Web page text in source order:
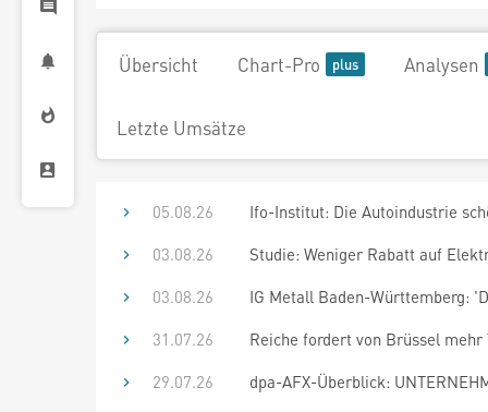
Übersicht Chart-Pro Analysen
Letzte Umsätze
05.08.26
Ifo-Institut: Die Autoindustrie
03.08.26
Studie: Weniger Rabatt auf
03.08.26
IG Metall Baden-Württemberg:
31.07.26
Reiche fordert von Brüssel
29.07.26
dpa-AFX-Überblick: